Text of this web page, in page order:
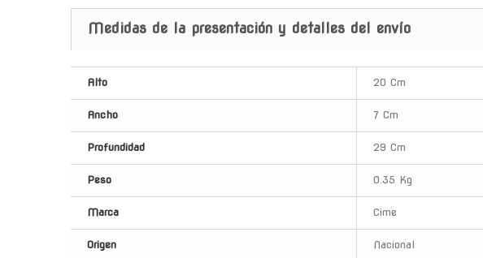
Medidas de la presentación y detalles del envío
Alto 20 Cm
Ancho 7 Cm
Profundidad 29 Cm
Peso 0.35 Kg
Marca Cime
Origen Nacional